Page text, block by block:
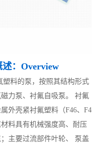
：Overview
塑料的泵，按照其结构形式
力泵、衬氟自吸泵。 衬氟
外壳紧衬氟塑料（F46、F4
料具有机械强度高、耐压
主要过流部件叶轮、 泵盖